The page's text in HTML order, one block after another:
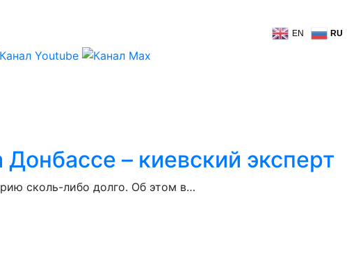
EN RU
– киевский эксперт
сколь-либо долго. Об этом в…